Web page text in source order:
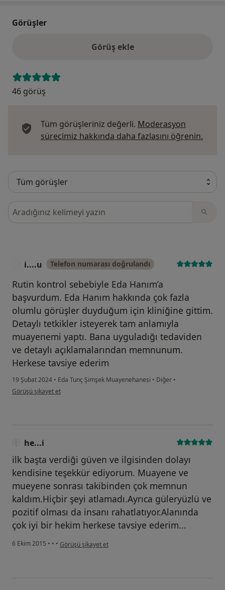
Görüşler
Görüş ekle
46 görüş
Tüm görüşleriniz değerli. Moderasyon
sürecimiz hakkında daha fazlasını öğrenin.
Görüşler içerisinde ara
i....u Telefon numarası doğrulandı
Rutin kontrol sebebiyle Eda Hanım’a
başvurdum. Eda Hanım hakkında çok fazla
olumlu görüşler duyduğum için kliniğine gittim.
Detaylı tetkikler isteyerek tam anlamıyla
muayenemi yaptı. Bana uyguladığı tedaviden
ve detaylı açıklamalarından memnunum.
Herkese tavsiye ederim
19 Şubat 2024 • Eda Tunç Şimşek Muayenehanesi • Diğer •
kullanıcının görüşüne göre i....u
Görüşü şikayet et
he...i
ilk başta verdiği güven ve ilgisinden dolayı
kendisine teşekkür ediyorum. Muayene ve
mueyene sonrası takibinden çok memnun
kaldım.Hiçbir şeyi atlamadı.Ayrıca güleryüzlü ve
pozitif olması da insanı rahatlatıyor.Alanında
çok iyi bir hekim herkese tavsiye ederim...
6 Ekim 2015 • • • kullanıcının görüşüne göre he...i
Görüşü şikayet et